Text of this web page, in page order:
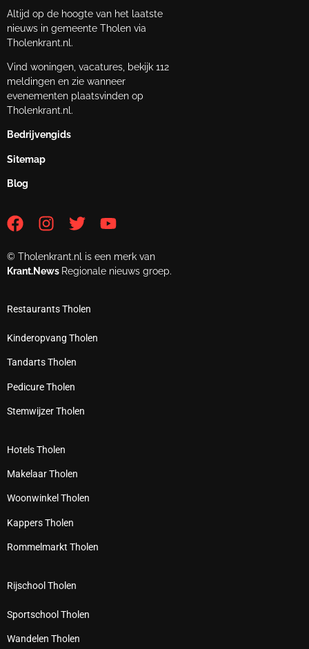
Altijd op de hoogte van het laatste
nieuws in gemeente Tholen via
Tholenkrant.nl.
Vind woningen, vacatures, bekijk 112
meldingen en zie wanneer
evenementen plaatsvinden op
Tholenkrant.nl.
Bedrijvengids
Sitemap
Blog
© Tholenkrant.nl is een merk van
Krant.News Regionale nieuws groep.
Restaurants Tholen
Kinderopvang Tholen
Tandarts Tholen
Pedicure Tholen
Stemwijzer Tholen
Hotels Tholen
Makelaar Tholen
Woonwinkel Tholen
Kappers Tholen
Rommelmarkt Tholen
Rijschool Tholen
Sportschool Tholen
Wandelen Tholen